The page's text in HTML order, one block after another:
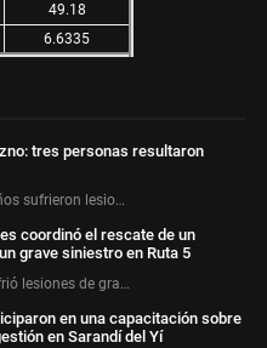
49.18
6.6335
tres personas resultaron
sufrieron lesio…
coordinó el rescate de un
grave siniestro en Ruta 5
lesiones de gra…
en una capacitación sobre
en Sarandí del Yí